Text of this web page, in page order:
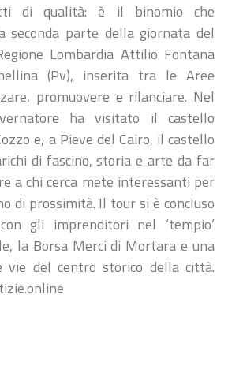
di qualità: è il binomio che
seconda parte della giornata del
Lombardia Attilio Fontana
(Pv), inserita tra le Aree
promuovere e rilanciare. Nel
ha visitato il castello
e, a Pieve del Cairo, il castello
di fascino, storia e arte da far
a chi cerca mete interessanti per
di prossimità. Il tour si è concluso
gli imprenditori nel ‘tempio’
la Borsa Merci di Mortara e una
vie del centro storico della città.